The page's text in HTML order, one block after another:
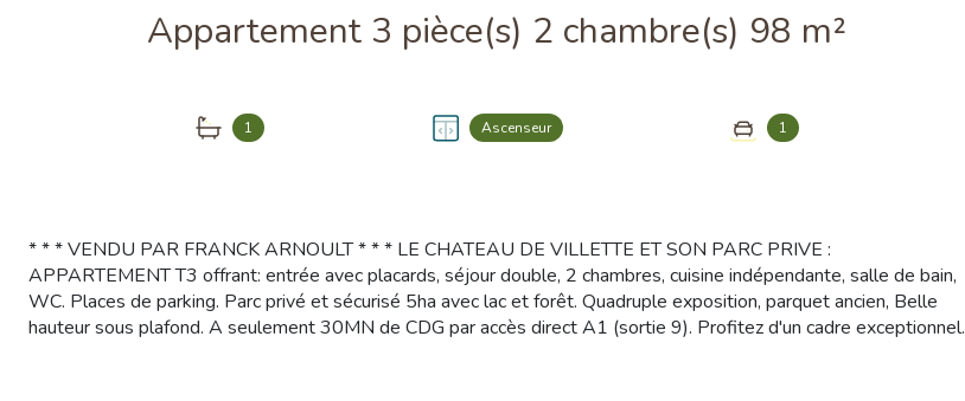
Appartement 3 pièce(s) 2 chambre(s) 98 m²
1 Ascenseur 1
* * * VENDU PAR FRANCK ARNOULT * * * LE CHATEAU DE VILLETTE ET SON PARC PRIVE :
APPARTEMENT T3 offrant: entrée avec placards, séjour double, 2 chambres, cuisine indépendante, salle de bain,
WC. Places de parking. Parc privé et sécurisé 5ha avec lac et forêt. Quadruple exposition, parquet ancien, Belle
hauteur sous plafond. A seulement 30MN de CDG par accès direct A1 (sortie 9). Profitez d'un cadre exceptionnel.